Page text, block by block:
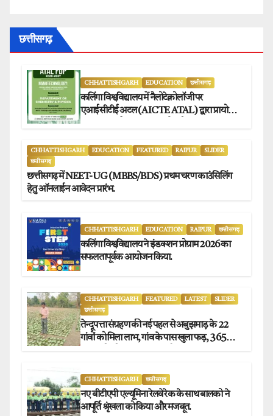
छत्तीसगढ़
CHHATTISHGARH EDUCATION छत्तीसगढ़
कलिंगा विश्वविद्यालय में नैलोटेक्नोलॉजी पर
एआईसीटीई अटल (AICTE ATAL) द्वारा प्रायोजित
CHHATTISHGARH EDUCATION FEATURED RAIPUR
SLIDER
छत्तीसगढ़
छत्तीसगढ़ में NEET-UG (MBBS/BDS) प्रथम चरण काउंसिलिंग
हेतु ऑनलाईन आवेदन प्रारंभ.
CHHATTISHGARH EDUCATION RAIPUR छत्तीसगढ़
कलिंगा विश्वविद्यालय ने इंडक्शन प्रोग्राम 2026 का
सफलतापूर्वक आयोजन किया.
CHHATTISHGARH FEATURED LATEST
SLIDER
छत्तीसगढ़
तेन्दूपत्ता संग्रहण की नई पहल से अबुझमाड़ के 22
गांवों को मिला लाभ, गांव के पास खुला फड़, 365
CHHATTISHGARH छत्तीसगढ़
नए बीटीएपी एल्यूमिना रेलवे रेक के साथ बालको ने
आपूर्ति श्रृंखला को किया और मजबूत.